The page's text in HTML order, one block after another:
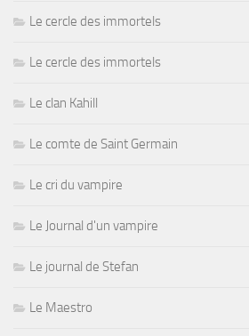
Le cercle des immortels
Le cercle des immortels
Le clan Kahill
Le comte de Saint Germain
Le cri du vampire
Le Journal d'un vampire
Le journal de Stefan
Le Maestro